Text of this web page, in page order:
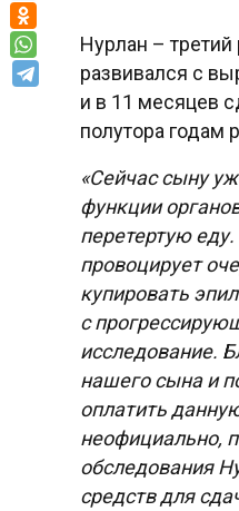
Нурлан –
развивался с
и в 11 месяцев
полутора годам
«Сейчас сыну
функции
перетертую
провоцирует
купировать
с
исследование.
нашего сына и
оплатить
неофициально,
обследования
средств для